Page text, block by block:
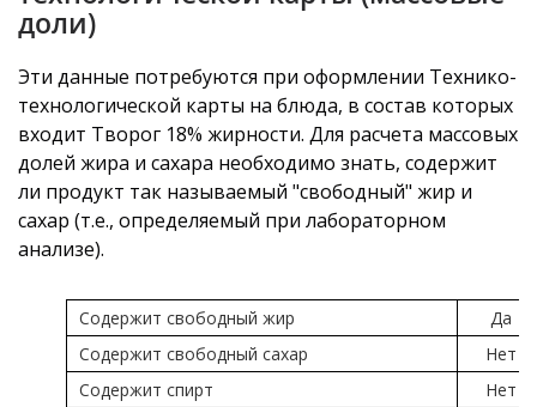
доли)
Эти данные потребуются при оформлении Технико-
технологической карты на блюда, в состав которых
входит Творог 18% жирности. Для расчета массовых
долей жира и сахара необходимо знать, содержит
ли продукт так называемый "свободный" жир и
сахар (т.е., определяемый при лабораторном
анализе).
Содержит свободный жир
Да
Содержит свободный сахар
Нет
Содержит спирт
Нет